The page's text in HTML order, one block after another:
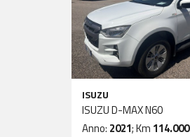
ISUZU
ISUZU D-MAX N60
Anno: 2021; Km 114.000